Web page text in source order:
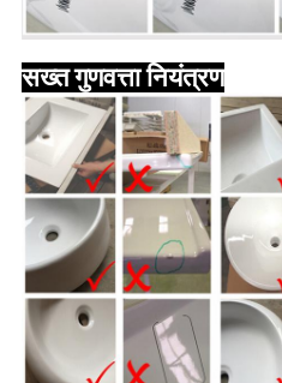
सख्त गुणवत्ता नियंत्रण